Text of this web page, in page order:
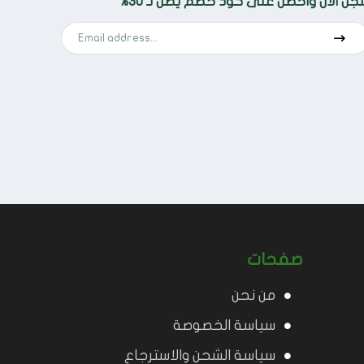
صفحات
من نحن
سياسة الخصوصة
سياسة الشحن والاسترجاع